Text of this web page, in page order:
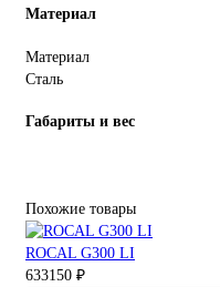
Материал
Материал
Сталь
Габариты и вес
Похожие товары
ROCAL G300 LI
633150 ₽